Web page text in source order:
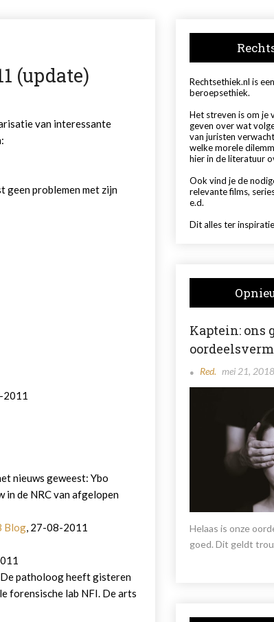
(update)
van interessante
geen problemen met zijn
2011
nieuws geweest: Ybo
in de NRC van afgelopen
Blog, 27-08-2011
patholoog heeft gisteren
forensische lab NFI. De arts
Rechtsethiek.nl is
beroepsethiek.
Het streven is om je
geven over wat
van juristen
welke morele
hier in de literatuur
Ook vind je de
relevante films,
e.d.
Dit alles ter
Kaptein: ons
Red. mei 21, 2018
Helaas is onze
goed. Dit geldt